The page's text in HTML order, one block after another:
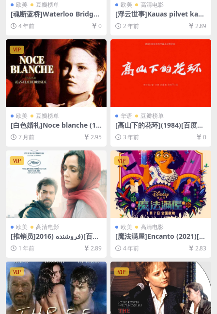
欧美 豆瓣榜单
[魂断蓝桥]Waterloo Bridge
(1940)[百度网盘+迅雷云盘资
源1080P超清未删减][MP4/6
GB][中英字幕]
4 年前 0
欧美 高清电影
[浮云世事]Kauas pilvet kark
aavat (1996)[百度网盘+夸克
网盘1080P超清未删减资源]
[网盘在线播放/下载][MP4/6.
3GB][中文字幕]
2 年前 2.89
VIP
欧美 豆瓣榜单
[白色婚礼]Noce blanche (19
89)[百度网盘+夸克网盘1080P
超清未删减资源][网盘在线播
放/下载][MP4/5.5GB][中文字
幕]
7 月前 2.95
华语 豆瓣榜单
[高山下的花环](1984)[百度网
盘+夸克网盘1080P超清未删
减资源][网盘在线播放/下载]
[MP4/9.5GB][中文字幕]
3 年前 0
VIP
欧美 高清电影
[推销员]فروشنده (2016)[百
度网盘+夸克网盘1080P超清
未删减资源][网盘在线播放/下
1 年前 2.89
VIP
欧美 高清电影
[魔法满屋]Encanto (2021)[百
度网盘+迅雷云盘资源1080P
超清未删减][MP4/6.4GB][中
4 年前 2.83
VIP VIP